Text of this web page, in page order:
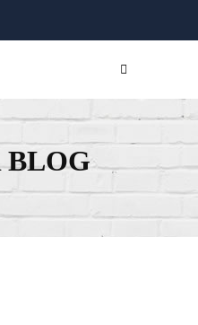
BLOG